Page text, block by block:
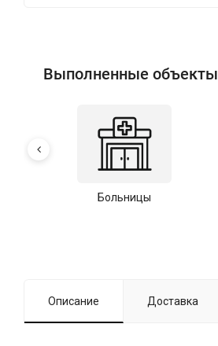
Выполненные объекты
Больницы
Описание Доставка